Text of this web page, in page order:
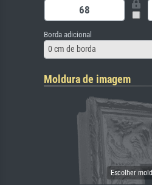
Borda adicional
0 cm de borda
Moldura de imagem